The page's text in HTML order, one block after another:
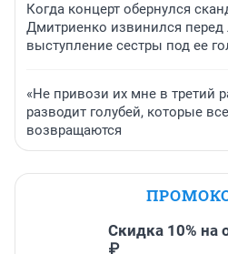
Когда концерт обернулся
Дмитриенко извинился
выступление сестры под ее
«Не привози их мне в третий
разводит голубей, которые
возвращаются
Скидка 10% на
₽